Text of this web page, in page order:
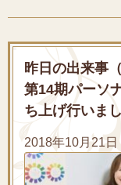
昨日の出来事
第14期パーソ
ち上げ行いまし
2018年10月21